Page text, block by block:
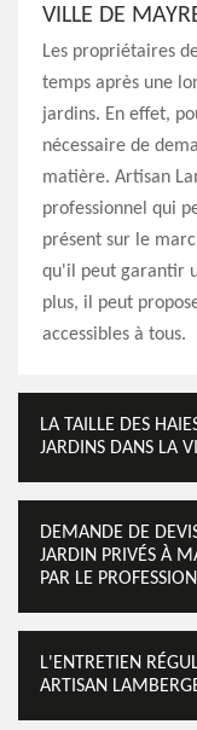
VILLE DE
Les propriétaires
temps après une
jardins. En effet,
nécessaire de
matière. Artisan
professionnel qui
présent sur le
qu'il peut garantir
plus, il peut
accessibles à tous.
LA TAILLE DES
JARDINS DANS LA
DEMANDE DE
JARDIN PRIVÉS À
PAR LE
L'ENTRETIEN
ARTISAN